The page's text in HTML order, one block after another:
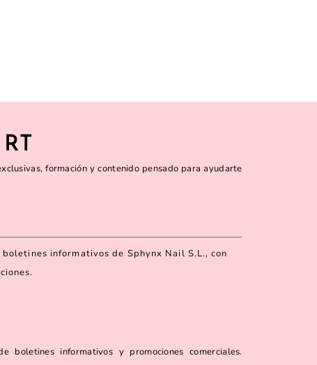
formación y contenido pensado para ayudarte
informativos de Sphynx Nail S.L., con
boletines informativos y promociones comerciales.